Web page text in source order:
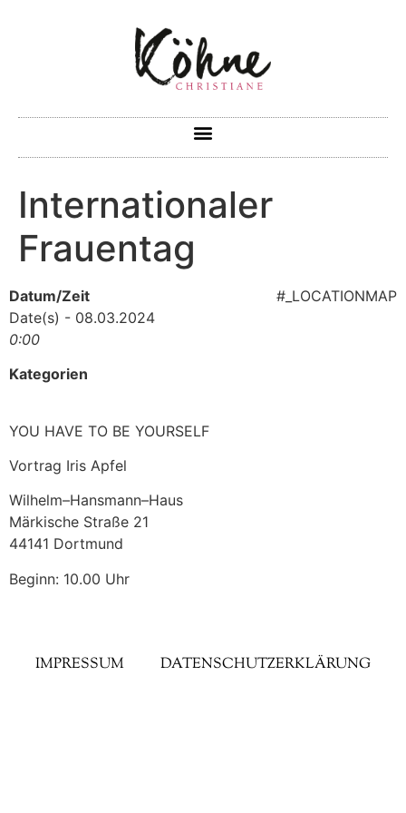
Internationaler
Frauentag
#_LOCATIONMAP
Datum/Zeit
Date(s) - 08.03.2024
0:00
Kategorien
YOU HAVE TO BE YOURSELF
Vortrag Iris Apfel
Wilhelm–Hansmann–Haus
Märkische Straße 21
44141 Dortmund
Beginn: 10.00 Uhr
IMPRESSUM DATENSCHUTZERKLÄRUNG